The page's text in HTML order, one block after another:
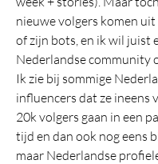
nieuwe volgers komen
of zijn bots, en ik wil juist
Nederlandse community
Ik zie bij sommige
influencers dat ze ineens
20k volgers gaan in een
tijd en dan ook nog eens
maar Nederlandse